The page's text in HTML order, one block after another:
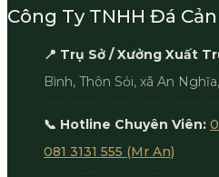
Công Ty TNHH Đá
📍 Trụ Sở / Xưởng Xuất
Bình, Thôn Sỏi, xã An
📞 Hotline Chuyên Viên:
081 3131 555 (Mr An)